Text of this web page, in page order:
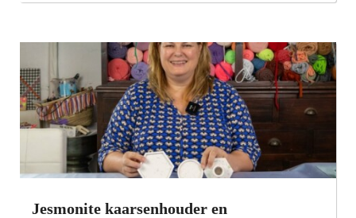
Jesmonite kaarsenhouder en